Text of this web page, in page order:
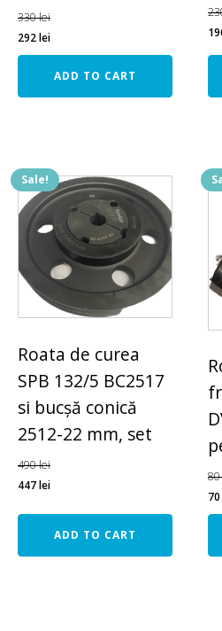
330lei
292lei
ADD TO CART
Sale!
Roata de curea
SPB 132/5 BC2517
si bucșă conică
2512-22 mm, set
490lei
447lei
ADD TO CART